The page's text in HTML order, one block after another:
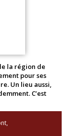
la région de
pour ses
Un lieu aussi,
C’est